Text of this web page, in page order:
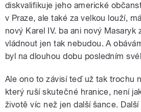
diskvalifikuje jeho americké
v Praze, ale také za velkou louží,
nový Karel IV. ba ani nový Masaryk
vládnout jen tak nebudou. A
byl na dlouhou dobu posledním
Ale ono to závisí teď už tak trochu
který ruší skutečné hranice, není
životě víc než jen další šance.